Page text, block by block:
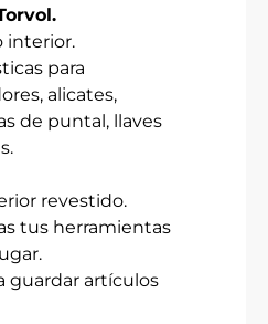
interior.
para
alicates,
de puntal, llaves
revestido.
tus herramientas
guardar artículos